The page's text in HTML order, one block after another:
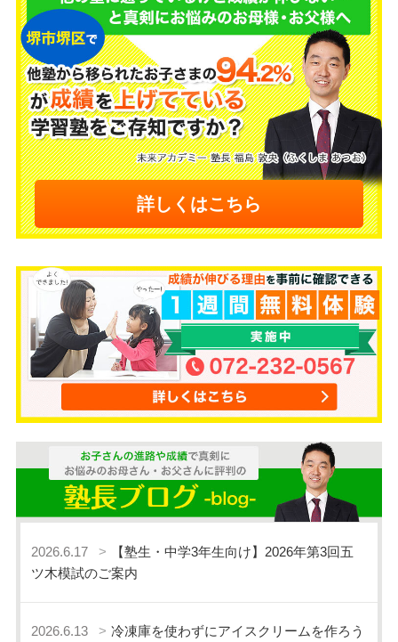
詳しくはこちら
2026.6.17
【塾生・中学3年生向け】2026年第3回五
ツ木模試のご案内
2026.6.13
冷凍庫を使わずにアイスクリームを作ろう